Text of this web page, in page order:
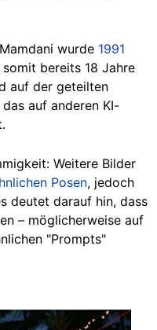
wurde 1991
bereits 18 Jahre
auf der geteilten
auf anderen KI-
Weitere Bilder
Posen, jedoch
deutet darauf hin, dass
– möglicherweise auf
"Prompts"